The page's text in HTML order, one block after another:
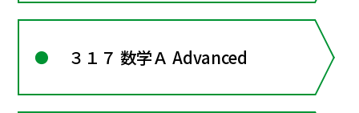
３１７ 数学Ａ Advanced